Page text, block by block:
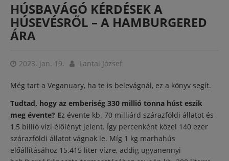
HÚSBAVÁGÓ KÉRDÉSEK A
HÚSEVÉSRŐL – A HAMBURGERED
ÁRA
2023. jan. 19. Lantai József
Még tart a Veganuary, ha te is belevágnál, ez a könyv segít.
Tudtad, hogy az emberiség 330 millió tonna húst eszik
meg évente? Ez évente kb. 70 milliárd szárazföldi állatot és
1,5 billió vízi élőlényt jelent. Így percenként közel 140 ezer
szárazföldi állatot vágnak le. Míg 1 kg marhahús
előállításához 15.415 liter vízre, addig ugyanennyi